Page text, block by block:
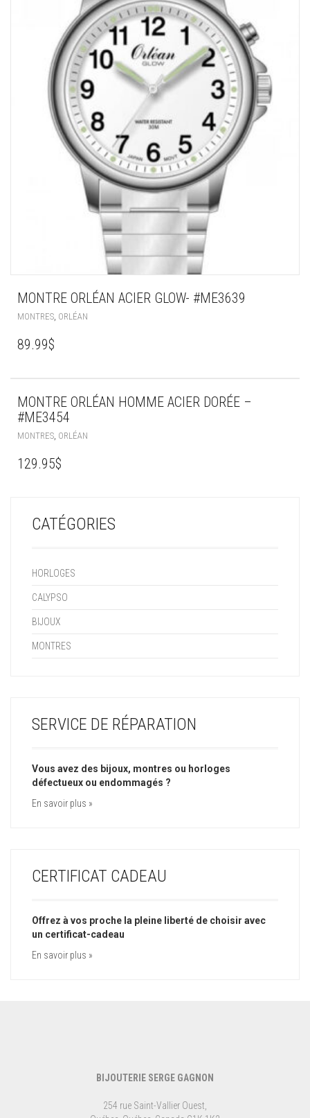
MONTRE ORLÉAN ACIER GLOW- #ME3639
MONTRES, ORLÉAN
89.99$
MONTRE ORLÉAN HOMME ACIER DORÉE –
#ME3454
MONTRES, ORLÉAN
129.95$
CATÉGORIES
HORLOGES
CALYPSO
BIJOUX
MONTRES
SERVICE DE RÉPARATION
Vous avez des bijoux, montres ou horloges
défectueux ou endommagés ?
En savoir plus »
CERTIFICAT CADEAU
Offrez à vos proche la pleine liberté de choisir avec
un certificat-cadeau
En savoir plus »
BIJOUTERIE SERGE GAGNON
254 rue Saint-Vallier Ouest,